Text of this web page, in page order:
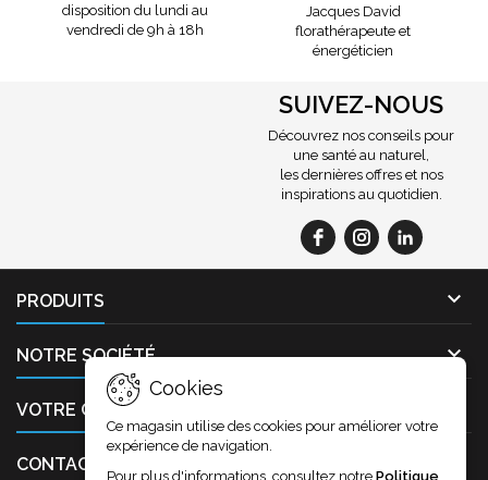
disposition du lundi au
vendredi de 9h à 18h
Jacques David
florathérapeute et
énergéticien
SUIVEZ-NOUS
Découvrez nos conseils pour
une santé au naturel,
les dernières offres et nos
inspirations au quotidien.
PRODUITS 
NOTRE SOCIÉTÉ 
VOTRE COMPTE
CONTACT
Cookies
Ce magasin utilise des cookies pour améliorer votre
expérience de navigation.
Pour plus d'informations, consultez notre Politique